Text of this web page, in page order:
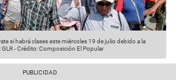
si habrá clases este miércoles 19 de julio debido a la
GLR-Crédito: Composición El Popular